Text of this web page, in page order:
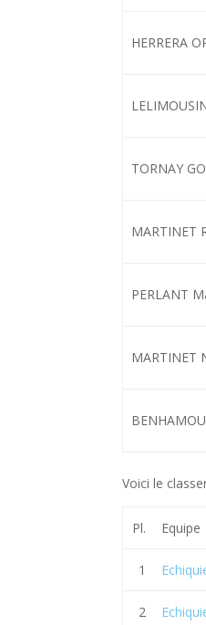
HERRERA
TORNAY
MARTINET
PERLANT
MARTINET
Voici le
Pl. Equipe
1
2